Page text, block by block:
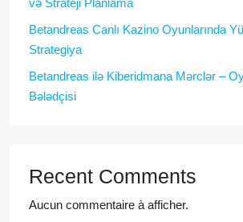
və Strateji Planlama
Betandreas Canlı Kazino Oyunlarında
Strategiya
Betandreas ilə Kiberidmana Mərclər –
Bələdçisi
Recent Comments
Aucun commentaire à afficher.